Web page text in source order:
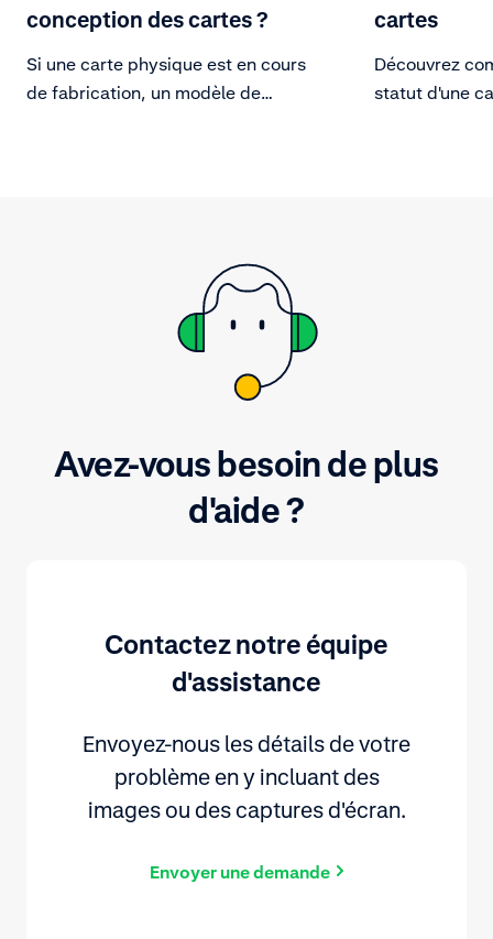
conception des cartes ?
Si une carte physique est en cours
de fabrication, un modèle de
cartes
Découvrez
statut d'une
Avez-vous besoin de plus
d'aide ?
Contactez notre équipe
d'assistance
Envoyez-nous les détails de votre
problème en y incluant des
images ou des captures d'écran.
Envoyer une demande